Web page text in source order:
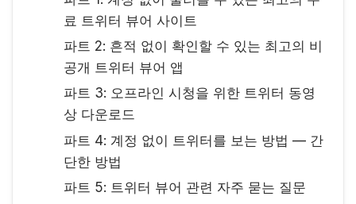
료 트위터 뷰어 사이트
파트 2: 흔적 없이 확인할 수 있는 최고의 비
공개 트위터 뷰어 앱
파트 3: 오프라인 시청을 위한 트위터 동영
상 다운로드
파트 4: 계정 없이 트위터를 보는 방법 — 간
단한 방법
파트 5: 트위터 뷰어 관련 자주 묻는 질문